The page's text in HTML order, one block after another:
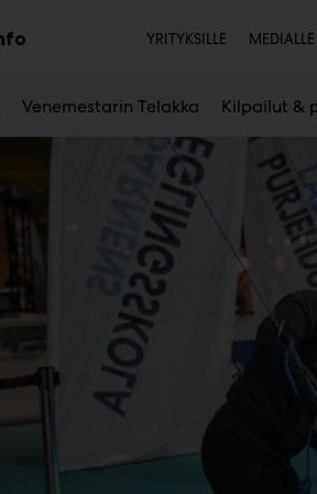
Venemestarin Telakka Kilpailut &
Avaa
YRITYKSILLE MEDIALLE